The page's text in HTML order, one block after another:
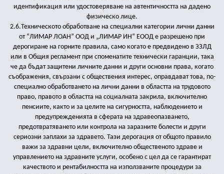
идентификация или удостоверяване на автентичността на дадено
физическо лице.
2.6.Техническото обработване на специални категории лични данни
от “ЛИМАР ЛОАН” ООД и „ЛИМАР ИН“ ЕООД е разрешено при
дерогиране на горните правила, само когато е предвидено в ЗЗЛД
или в Общия регламент при споменатите технически гаранции, така
че да бъдат защитени личните данни и други основни права, когато
съображения, свързани с обществения интерес, оправдават това, по-
специално обработването на лични данни в областта на трудовото
право, правото в областта на социалната закрила, включително
пенсиите, както и за целите на сигурността, наблюдението и
предупрежденията в сферата на здравеопазването,
предотвратяването или контрола на заразните болести и други
сериозни заплахи за здравето. Тази дерогация от общото правило
важи за здравни цели, включително общественото здраве и
управлението на здравните услуги, особено с цел да се гарантират
качеството и рентабилността на използваните процедури за